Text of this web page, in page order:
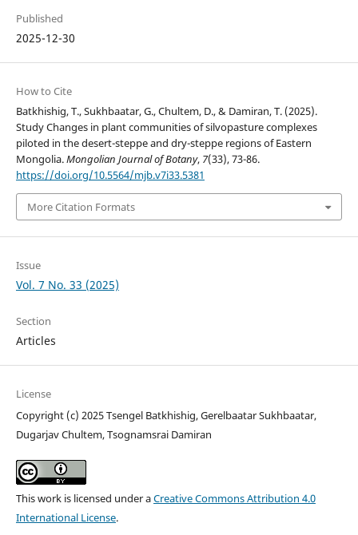
Published
2025-12-30
How to Cite
Batkhishig, T., Sukhbaatar, G., Chultem, D., & Damiran, T. (2025).
Study Changes in plant communities of silvopasture complexes
piloted in the desert-steppe and dry-steppe regions of Eastern
Mongolia.Mongolian Journal of Botany, 7(33), 73-86.
https://doi.org/10.5564/mjb.v7i33.5381
More Citation Formats
Issue
Vol. 7 No. 33 (2025)
Section
Articles
License
Copyright (c) 2025 Tsengel Batkhishig, Gerelbaatar Sukhbaatar,
Dugarjav Chultem, Tsognamsrai Damiran
This work is licensed under aCreative Commons Attribution 4.0
International License.